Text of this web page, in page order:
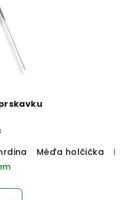
Méďa holčička